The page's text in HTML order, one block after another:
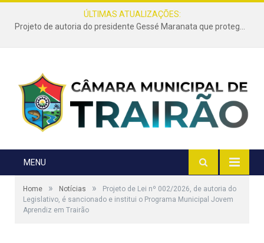
ÚLTIMAS ATUALIZAÇÕES:
Projeto de autoria do presidente Gessé Maranata que protege as estradas vicinais de Trairão é transformado em lei
MENU
Home » Notícias »
Projeto de Lei nº 002/2026, de autoria do
Legislativo, é sancionado e institui o Programa Municipal Jovem
Aprendiz em Trairão